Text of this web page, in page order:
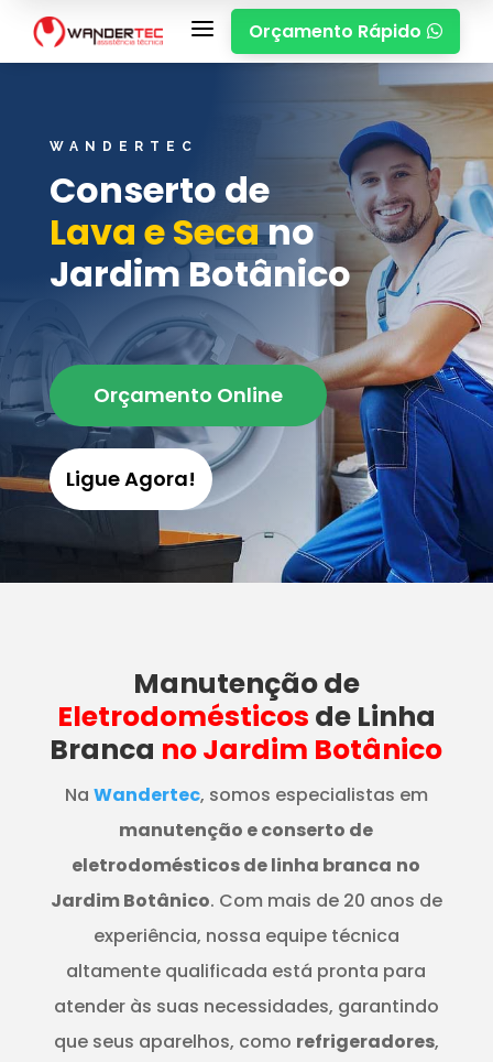
a Orçamento Rápido 
WANDERTEC
Conserto de
Lava e Secano
Jardim Botânico
Orçamento Online
Ligue Agora!
Manutençãode
Eletrodomésticos de Linha
Branca no Jardim Botânico
Na Wandertec, somos especialistas em
manutenção e conserto de
eletrodomésticos de linha branca no
Jardim Botânico. Com mais de 20 anos de
experiência, nossa equipe técnica
altamente qualificada está pronta para
atender às suas necessidades, garantindo
que seus aparelhos, como refrigeradores,